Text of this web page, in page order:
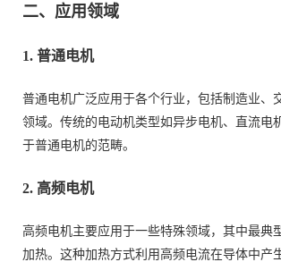
二、应用领域
1. 普通电机
普通电机广泛应用于各个行业，包括制造业、
领域。传统的电动机类型如异步电机、直流电
于普通电机的范畴。
2. 高频电机
高频电机主要应用于一些特殊领域，其中最典
加热。这种加热方式利用高频电流在导体中产